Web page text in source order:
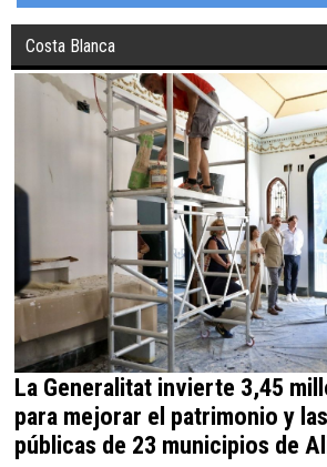
Costa Blanca
La Generalitat invierte 3,45
para mejorar el patrimonio y
públicas de 23 municipios de